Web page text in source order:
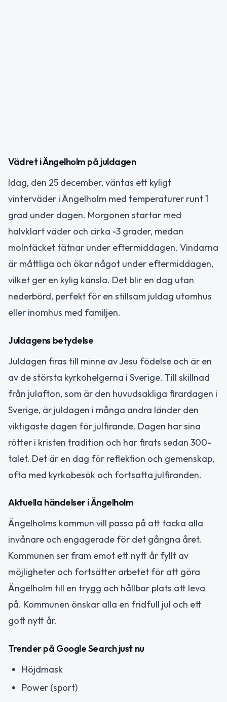
Vädret i Ängelholm på juldagen
Idag, den 25 december, väntas ett kyligt
vinterväder i Ängelholm med temperaturer runt 1
grad under dagen. Morgonen startar med
halvklart väder och cirka -3 grader, medan
molntäcket tätnar under eftermiddagen. Vindarna
är måttliga och ökar något under eftermiddagen,
vilket ger en kylig känsla. Det blir en dag utan
nederbörd, perfekt för en stillsam juldag utomhus
eller inomhus med familjen.
Juldagens betydelse
Juldagen firas till minne av Jesu födelse och är en
av de största kyrkohelgerna i Sverige. Till skillnad
från julafton, som är den huvudsakliga firardagen i
Sverige, är juldagen i många andra länder den
viktigaste dagen för julfirande. Dagen har sina
rötter i kristen tradition och har firats sedan 300-
talet. Det är en dag för reflektion och gemenskap,
ofta med kyrkobesök och fortsatta julfiranden.
Aktuella händelser i Ängelholm
Ängelholms kommun vill passa på att tacka alla
invånare och engagerade för det gångna året.
Kommunen ser fram emot ett nytt år fyllt av
möjligheter och fortsätter arbetet för att göra
Ängelholm till en trygg och hållbar plats att leva
på. Kommunen önskar alla en fridfull jul och ett
gott nytt år.
Trender på Google Search just nu
Höjdmask
Power (sport)